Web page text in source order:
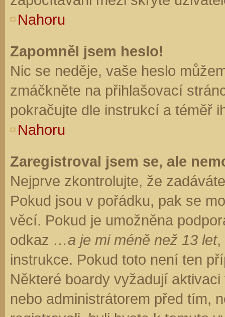
Nahoru
Zapomněl jsem heslo!
Nic se neděje, vaše heslo
zmáčkněte na přihlašovací
pokračujte dle instrukcí a téměř
Nahoru
Zaregistroval jsem se, ale
Nejprve zkontrolujte, že
Pokud jsou v pořádku, pak se
věcí. Pokud je umožněna
odkaz …a je mi méně než 13 let,
instrukce. Pokud toto není ten
Některé boardy vyžadují
nebo administrátorem před tím,